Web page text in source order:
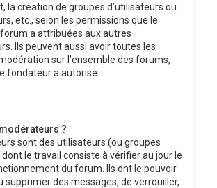
la création de groupes d’utilisateurs ou
etc., selon les permissions que le
a attribuées aux autres
Ils peuvent aussi avoir toutes les
sur l’ensemble des forums,
fondateur a autorisé.
?
sont des utilisateurs (ou groupes
dont le travail consiste à vérifier au jour le
du forum. Ils ont le pouvoir
supprimer des messages, de verrouiller,